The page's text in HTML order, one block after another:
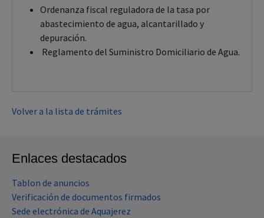
Ordenanza fiscal reguladora de la tasa por
abastecimiento de agua, alcantarillado y
depuración.
Reglamento del Suministro Domiciliario de Agua.
Volver a la lista de trámites
Enlaces destacados
Tablon de anuncios
Verificación de documentos firmados
Sede electrónica de Aquajerez